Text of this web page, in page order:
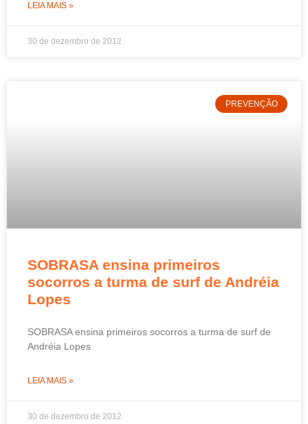
LEIA MAIS »
30 de dezembro de 2012
PREVENÇÃO
SOBRASA ensina primeiros
socorros a turma de surf de Andréia
Lopes
SOBRASA ensina primeiros socorros a turma de surf de
Andréia Lopes
LEIA MAIS »
30 de dezembro de 2012